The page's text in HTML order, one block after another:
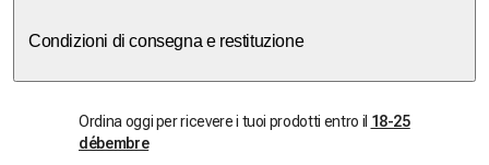
Condizioni di consegna e restituzione
Ordina oggi per ricevere i tuoi prodotti entro il 18-25
débembre